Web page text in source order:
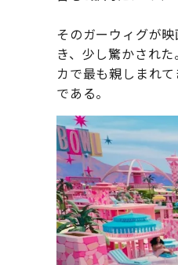
そのガーウィグが
き、少し驚かされ
カで最も親しまれ
である。